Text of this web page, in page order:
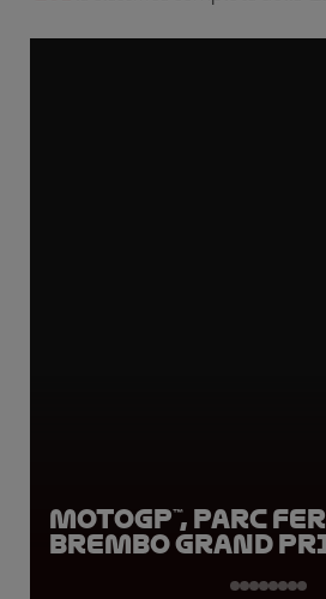
MotoGP™, Parc
Brembo Grand